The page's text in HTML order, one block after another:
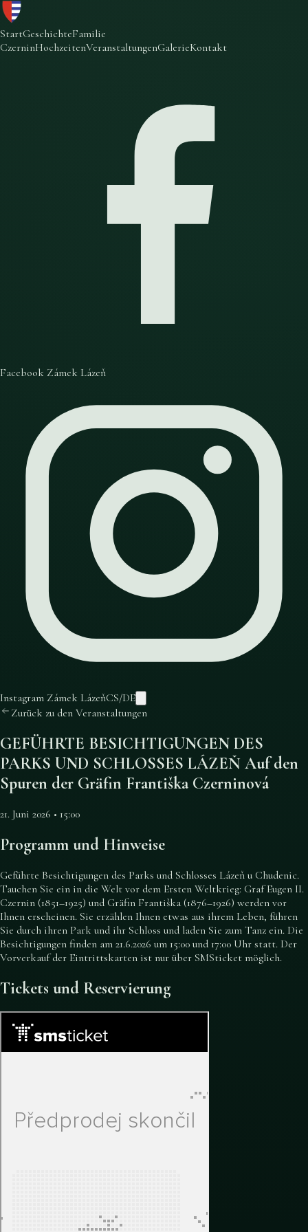
StartGeschichteFamilie
CzerninHochzeitenVeranstaltungenGalerieKontakt
Facebook Zámek Lázeň
Instagram Zámek LázeňCS/DE
Zurück zu den Veranstaltungen
GEFÜHRTE BESICHTIGUNGEN DES
PARKS UND SCHLOSSES LÁZEŇ Auf den
Spuren der Gräfin Františka Czerninová
21. Juni 2026 • 15:00
Programm und Hinweise
Geführte Besichtigungen des Parks und Schlosses Lázeň u Chudenic.
Tauchen Sie ein in die Welt vor dem Ersten Weltkrieg: Graf Eugen II.
Czernin (1851–1925) und Gräfin Františka (1876–1926) werden vor
Ihnen erscheinen. Sie erzählen Ihnen etwas aus ihrem Leben, führen
Sie durch ihren Park und ihr Schloss und laden Sie zum Tanz ein. Die
Besichtigungen finden am 21.6.2026 um 15:00 und 17:00 Uhr statt. Der
Vorverkauf der Eintrittskarten ist nur über SMSticket möglich.
Tickets und Reservierung